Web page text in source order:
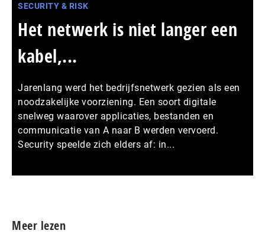
SECURITY & RISK
Het netwerk is niet langer een
kabel,...
Jarenlang werd het bedrijfsnetwerk gezien als een
noodzakelijke voorziening. Een soort digitale
snelweg waarover applicaties, bestanden en
communicatie van A naar B werden vervoerd.
Security speelde zich elders af: in...
Meer lezen